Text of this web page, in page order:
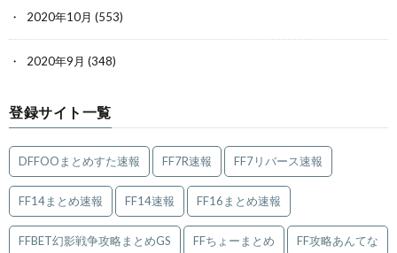
2020年10月 (553)
2020年9月 (348)
登録サイト一覧
DFFOOまとめすた速報 FF7R速報 FF7リバース速報
FF14まとめ速報 FF14速報 FF16まとめ速報
FFBET幻影戦争攻略まとめGS FFちょーまとめ FF攻略あんてな